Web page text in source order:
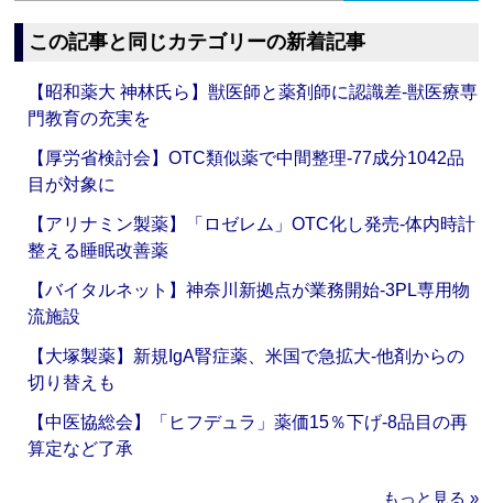
この記事と同じカテゴリーの新着記事
【昭和薬大 神林氏ら】獣医師と薬剤師に認識差‐獣医療専
門教育の充実を
【厚労省検討会】OTC類似薬で中間整理‐77成分1042品
目が対象に
【アリナミン製薬】「ロゼレム」OTC化し発売‐体内時計
整える睡眠改善薬
【バイタルネット】神奈川新拠点が業務開始‐3PL専用物
流施設
【大塚製薬】新規IgA腎症薬、米国で急拡大‐他剤からの
切り替えも
【中医協総会】「ヒフデュラ」薬価15％下げ‐8品目の再
算定など了承
もっと見る »